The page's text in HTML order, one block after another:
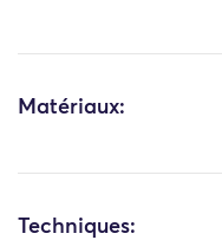
Matériaux:
Techniques: